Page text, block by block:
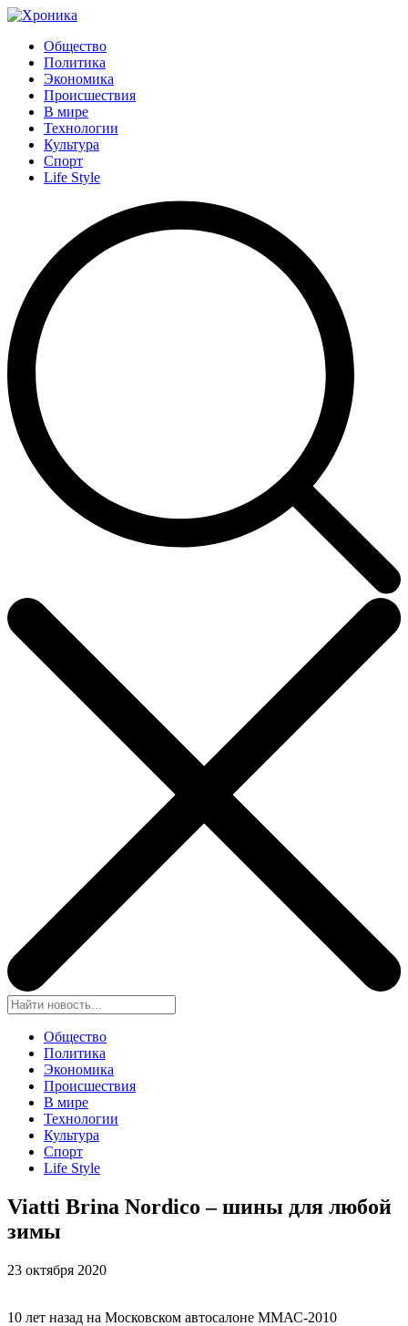
Общество
Политика
Экономика
Происшествия
В мире
Технологии
Культура
Спорт
Life Style
Общество
Политика
Экономика
Происшествия
В мире
Технологии
Культура
Спорт
Life Style
Viatti Brina Nordico – шины для любой
зимы
23 октября 2020
10 лет назад на Московском автосалоне ММАС-2010